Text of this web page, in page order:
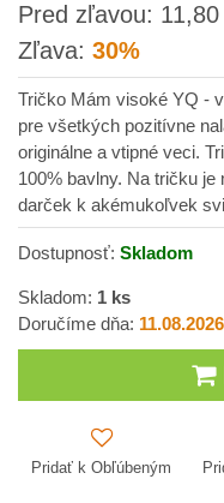
Pred zľavou:
Zľava: 30%
Tričko Mám visoké YQ -
pre všetkých pozitívne
originálne a vtipné veci.
100% bavlny. Na tričku
darček k akémukoľvek
Dostupnosť: Skladom
Skladom: 1 ks
Doručíme dňa: 11.08.2026
Pridať k Obľúbeným